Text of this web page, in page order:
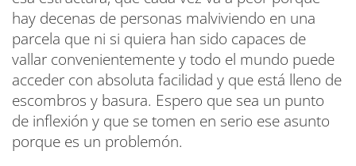
hay decenas de personas malviviendo en una
parcela que ni si quiera han sido capaces de
vallar convenientemente y todo el mundo puede
acceder con absoluta facilidad y que está lleno de
escombros y basura. Espero que sea un punto
de inflexión y que se tomen en serio ese asunto
porque es un problemón.